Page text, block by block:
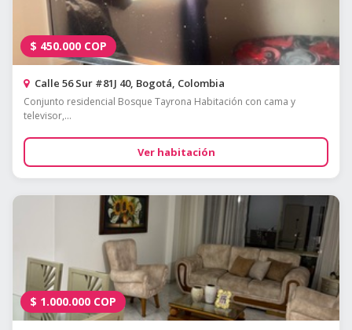
$ 450.000 COP
Calle 56 Sur #81J 40, Bogotá, Colombia
Conjunto residencial Bosque Tayrona Habitación con cama y
televisor,...
Ver habitación
$ 1.000.000 COP